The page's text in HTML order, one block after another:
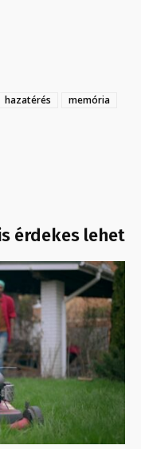
hazatérés
memória
érdekes lehet